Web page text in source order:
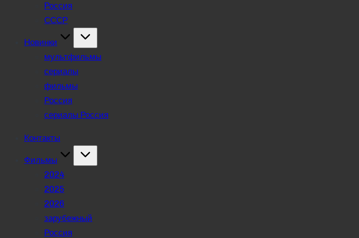
Россия
СССР
Новинки
мультфильмы
сериалы
фильмы
Россия
сериалы Россия
Контакты
Фильмы
2024
2025
2026
зарубежный
Россия